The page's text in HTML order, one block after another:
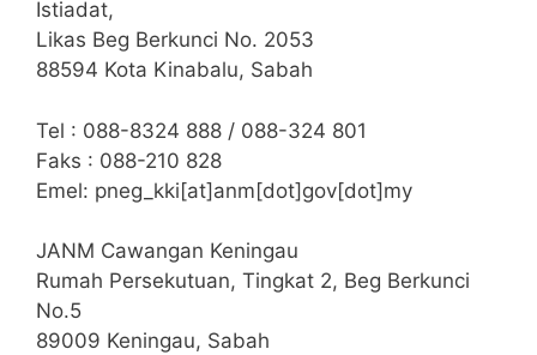
Istiadat,
Likas Beg Berkunci No. 2053
88594 Kota Kinabalu, Sabah
Tel : 088-8324 888 / 088-324 801
Faks : 088-210 828
Emel: pneg_kki[at]anm[dot]gov[dot]my
JANM Cawangan Keningau
Rumah Persekutuan, Tingkat 2, Beg Berkunci
No.5
89009 Keningau, Sabah